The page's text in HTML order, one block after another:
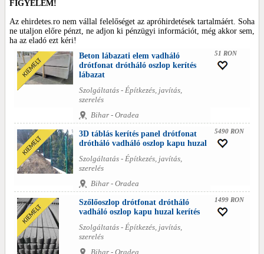
FIGYELEM!
Az ehirdetes.ro nem vállal felelőséget az apróhirdetések tartalmáért. Soha
ne utaljon előre pénzt, ne adjon ki pénzügyi információt, még akkor sem,
ha az eladó ezt kéri!
Beton lábazati elem vadháló
drótfonat drótháló oszlop kerítés
lábazat
Szolgáltatás - Építkezés, javítás,
szerelés
Bihar - Oradea
51 RON
3D táblás kerítés panel drótfonat
drótháló vadháló oszlop kapu huzal
Szolgáltatás - Építkezés, javítás,
szerelés
Bihar - Oradea
5490 RON
Szőlőoszlop drótfonat drótháló
vadháló oszlop kapu huzal kerítés
Szolgáltatás - Építkezés, javítás,
szerelés
Bihar - Oradea
1499 RON